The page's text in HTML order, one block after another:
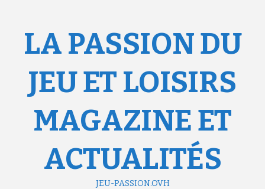
LA PASSION DU
JEU ET LOISIRS
MAGAZINE ET
ACTUALITÉS
JEU-PASSION.OVH